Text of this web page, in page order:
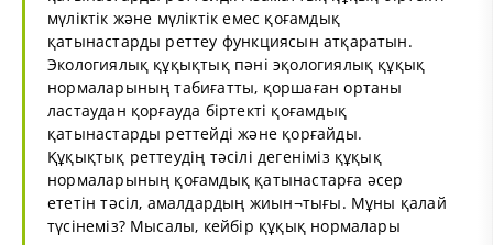
мүліктік және мүліктік емес қоғамдық
қатынастарды реттеу функциясын атқаратын.
Экологиялық құқықтық пәні эқологиялық құқық
нормаларының табиғатты, қоршаған ортаны
ластаудан қорғауда біртекті қоғамдық
қатынастарды реттейді және қорғайды.
Құқықтық реттеудің тәсілі дегеніміз құқық
нормаларының қоғамдық қатынастарға әсер
ететін тәсіл, амалдардың жиын¬тығы. Мұны қалай
түсінеміз? Мысалы, кейбір құқық нормалары